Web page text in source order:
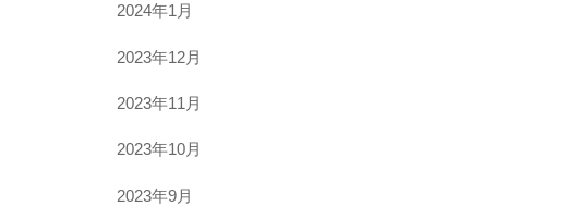
2024年1月
2023年12月
2023年11月
2023年10月
2023年9月